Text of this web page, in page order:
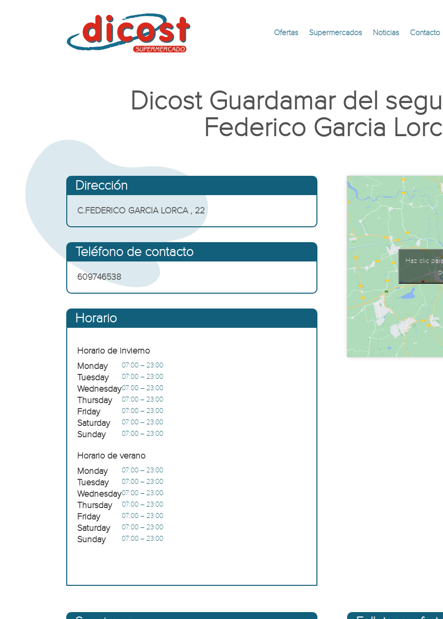
Ofertas Supermercados Noticias Contacto
Dicost Guardamar del
Federico Garcia
Dirección
C.FEDERICO GARCIA LORCA , 22
Teléfono de contacto
609746538
Horario
Horario de invierno
Monday
07:00 – 23:00
Tuesday 07:00 – 23:00
Wednesday07:00 – 23:00
Thursday 07:00 – 23:00
Friday 07:00 – 23:00
Saturday 07:00 – 23:00
Sunday 07:00 – 23:00
Horario de verano
Monday
07:00 – 23:00
Tuesday 07:00 – 23:00
Wednesday07:00 – 23:00
Thursday 07:00 – 23:00
Friday 07:00 – 23:00
Saturday 07:00 – 23:00
Sunday 07:00 – 23:00
Haz clic